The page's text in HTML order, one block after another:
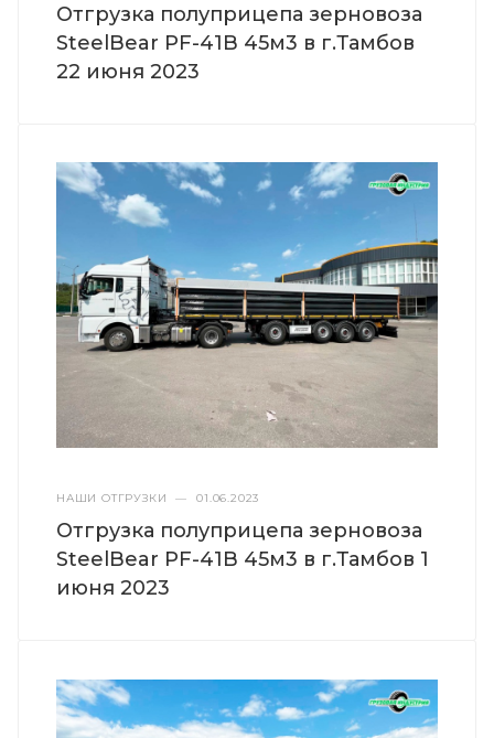
Отгрузка полуприцепа зерновоза
SteelBear PF-41B 45м3 в г.Тамбов
22 июня 2023
НАШИ ОТГРУЗКИ — 01.06.2023
Отгрузка полуприцепа зерновоза
SteelBear PF-41B 45м3 в г.Тамбов 1
июня 2023